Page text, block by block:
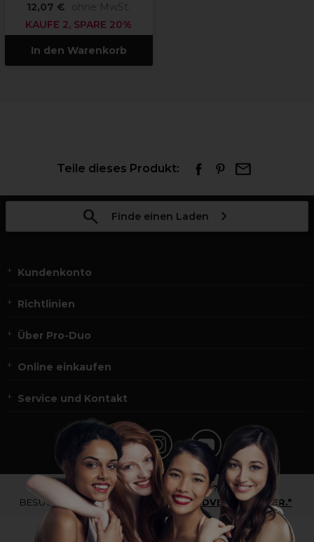
12,07 €
ohne MwSt.
KAUFE 2, SPARE 20%
In den Warenkorb
Teile dieses Produkt:
Finde einen Laden
Kundenkonto
Richtlinien
Über Pro-Duo
Online einkaufen
Service und Kontakt
*Du bist kein Profikunde?
BESUCHE
UNSERE WEBSEITE FÜR ENDVERBRAUCHER.*